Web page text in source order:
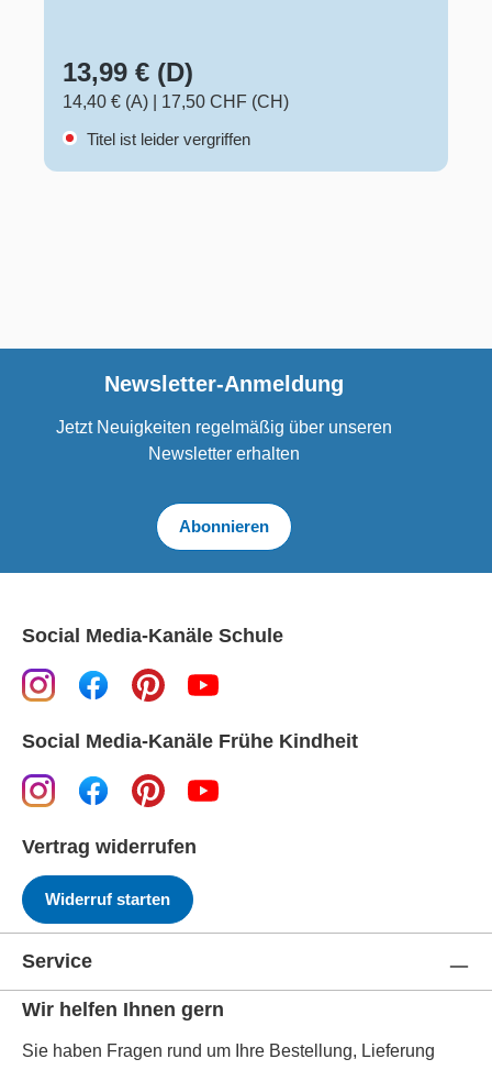
13,99 € (D)
14,40 € (A)
17,50 CHF (CH)
Titel ist leider vergriffen
Newsletter-Anmeldung
Jetzt Neuigkeiten regelmäßig über unseren
Newsletter erhalten
Abonnieren
Social Media-Kanäle Schule
Social Media-Kanäle Frühe Kindheit
Vertrag widerrufen
Widerruf starten
Service
Wir helfen Ihnen gern
Sie haben Fragen rund um Ihre Bestellung, Lieferung